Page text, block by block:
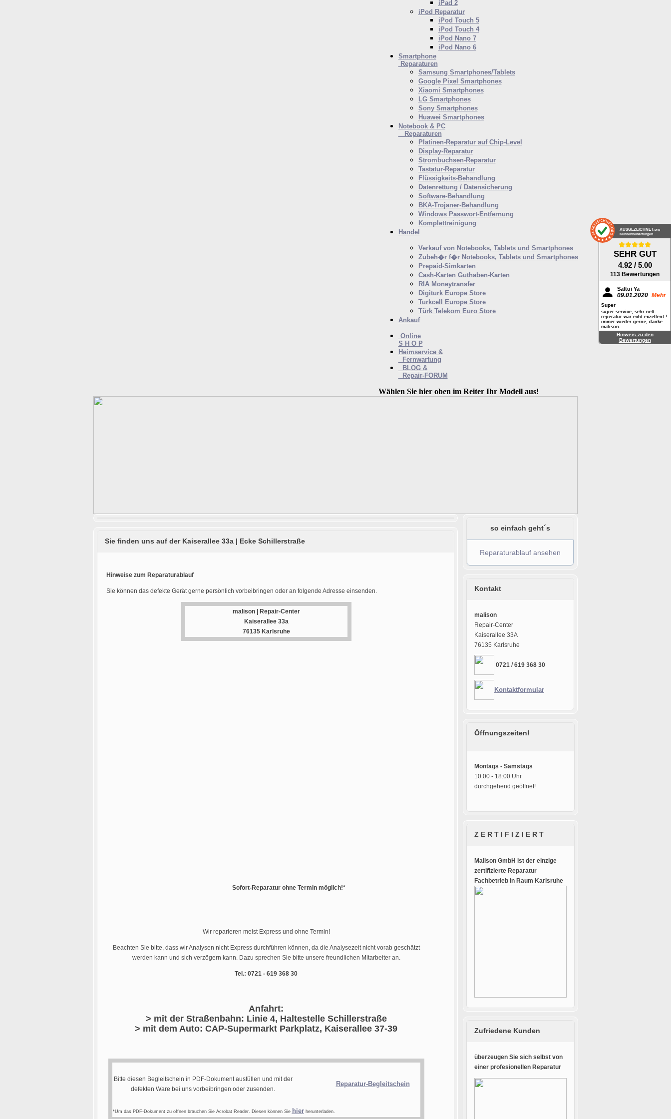
iPad 2
iPod Reparatur
iPod Touch 5
iPod Touch 4
iPod Nano 7
iPod Nano 6
Smartphone
Reparaturen
Samsung Smartphones/Tablets
Google Pixel Smartphones
Xiaomi Smartphones
LG Smartphones
Sony Smartphones
Huawei Smartphones
Notebook & PC
Reparaturen
Platinen-Reparatur auf Chip-Level
Display-Reparatur
Strombuchsen-Reparatur
Tastatur-Reparatur
Flüssigkeits-Behandlung
Datenrettung / Datensicherung
Software-Behandlung
BKA-Trojaner-Behandlung
Windows Passwort-Entfernung
Komplettreinigung
Handel
Verkauf von Notebooks, Tablets und Smartphones
Zubeh�r f�r Notebooks, Tablets und Smartphones
Prepaid-Simkarten
Cash-Karten Guthaben-Karten
RIA Moneytransfer
Digiturk Europe Store
Turkcell Europe Store
Türk Telekom Euro Store
Ankauf
Online
S H O P
Heimservice &
Fernwartung
BLOG &
Repair-FORUM
Wählen Sie hier oben im Reiter Ihr Modell aus!
Sie finden uns auf der Kaiserallee 33a | Ecke Schillerstraße
Hinweise zum Reparaturablauf
Sie können das defekte Gerät gerne persönlich vorbeibringen oder an folgende Adresse einsenden.
malison | Repair-Center
Kaiserallee 33a
76135 Karlsruhe
Sofort-Reparatur ohne Termin möglich!*
Wir reparieren meist Express und ohne Termin!
Beachten Sie bitte, dass wir Analysen nicht Express durchführen können, da die Analysezeit nicht vorab geschätzt
werden kann und sich verzögern kann. Dazu sprechen Sie bitte unsere freundlichen Mitarbeiter an.
Tel.: 0721 - 619 368 30
Anfahrt:
> mit der Straßenbahn: Linie 4, Haltestelle Schillerstraße
> mit dem Auto: CAP-Supermarkt Parkplatz, Kaiserallee 37-39
Bitte diesen Begleitschein in PDF-Dokument ausfüllen und mit der
defekten Ware bei uns vorbeibringen oder zusenden.
Reparatur-Begleitschein
*Um das PDF-Dokument zu öffnen brauchen Sie Acrobat Reader. Diesen können Sie hierherunterladen.
so einfach geht´s
Reparaturablauf ansehen
Kontakt
malison
Repair-Center
Kaiserallee 33A
76135 Karlsruhe
0721 / 619 368 30
Kontaktformular
Öffnungszeiten!
Montags - Samstags
10:00 - 18:00 Uhr
durchgehend geöffnet!
Z E R T I F I Z I E R T
Malison GmbH ist der einzige
zertifizierte Reparatur
Fachbetrieb in Raum Karlsruhe
Zufriedene Kunden
überzeugen Sie sich selbst von
einer profesionellen Reparatur
AUSGEZEICHNET .org
Kundenbewertungen
SEHR GUT
4.92 / 5.00
113 Bewertungen
Saltui Ya
09.01.2020 Mehr
Super
super service, sehr nett.
reperatur war echt exzellent !
immer wieder gerne, danke
malison.
Hinweis zu den
Bewertungen